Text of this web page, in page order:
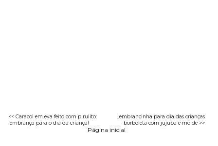
<< Caracol em eva feito com pirulito:
lembrança para o dia da criança!
Lembrancinha para dia das crianças
borboleta com jujuba e molde >>
Página inicial